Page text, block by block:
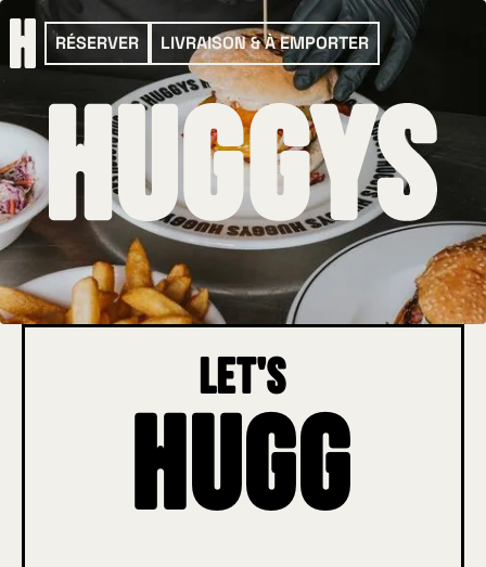
RÉSERVER LIVRAISON & À EMPORTER
let's
Hugg